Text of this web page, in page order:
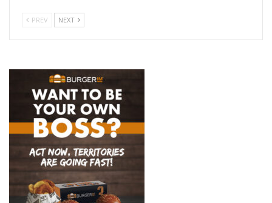
PREV NEXT